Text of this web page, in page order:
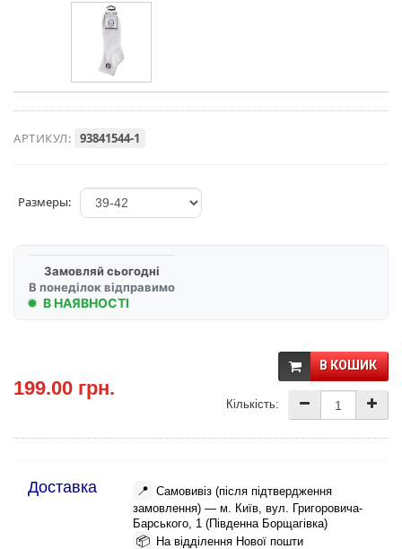
АРТИКУЛ: 93841544-1
Размеры:
Замовляй сьогодні
В понеділок відправимо
В НАЯВНОСТІ
199.00 грн.
В КОШИК
Кількість:
Доставка 📍 Самовивіз (після підтвердження
замовлення) — м. Київ, вул. Григоровича-
Барського, 1 (Південна Борщагівка)
📦 На відділення Нової пошти